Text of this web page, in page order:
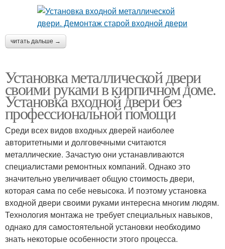
Дверь в квартиру
Входной/металлическая
Двери в кирпичном
доме
Дверь в раст
Двери в игре Гаражная дверь
Сетчатая дверь Новая дверь
Дверь с
Двери с
читать дальше →
Установка металлической двери
своими руками в кирпичном доме.
Установка входной двери без
профессиональной помощи
Среди всех видов входных дверей наиболее
авторитетными и долговечными считаются
металлические. Зачастую они устанавливаются
специалистами ремонтных компаний. Однако это
значительно увеличивает общую стоимость двери,
которая сама по себе невысока. И поэтому установка
входной двери своими руками интересна многим людям.
Технология монтажа не требует специальных навыков,
однако для самостоятельной установки необходимо
знать некоторые особенности этого процесса.